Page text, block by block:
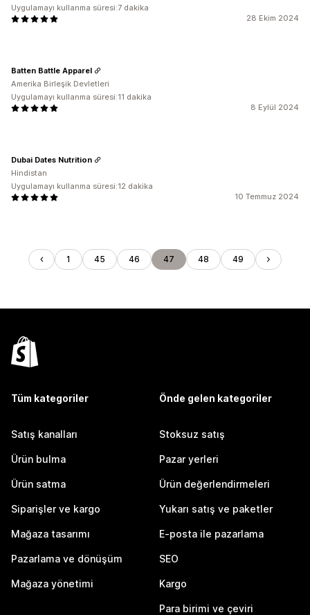
28 Ekim 2024
Uygulamayı kullanma süresi:7 dakika
8 Eylül 2024
Batten Battle Apparel
Amerika Birleşik Devletleri
Uygulamayı kullanma süresi:11 dakika
10 Temmuz 2024
Dubai Dates Nutrition
Hindistan
Uygulamayı kullanma süresi:12 dakika
1 45 46 47 48 49
Tüm kategoriler
Satış kanalları
Ürün bulma
Ürün satma
Siparişler ve kargo
Mağaza tasarımı
Pazarlama ve dönüşüm
Mağaza yönetimi
Önde gelen kategoriler
Stoksuz satış
Pazar yerleri
Ürün değerlendirmeleri
Yukarı satış ve paketler
E-posta ile pazarlama
SEO
Kargo
Para birimi ve çeviri